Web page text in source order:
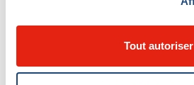
Tout autoriser
ensemble, pas seulement à ses
prêts à nous adapter au rythme et
l’enfant. »